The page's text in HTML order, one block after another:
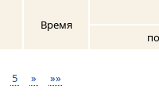
Время
5 » »»